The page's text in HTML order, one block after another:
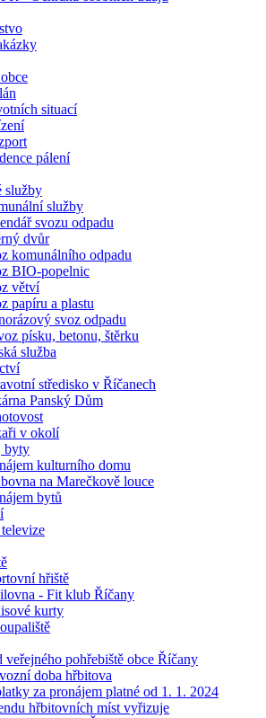
situací
pálení
služby
služby
svozu odpadu
dvůr
komunálního odpadu
BIO-popelnic
větví
papíru a plastu
svoz odpadu
písku, betonu, štěrku
služba
středisko v Říčanech
Panský Dům
v okolí
byty
kulturního domu
na Marečkově louce
bytů
hřiště
- Fit klub Říčany
kurty
veřejného pohřebiště obce Říčany
doba hřbitova
za pronájem platné od 1. 1. 2024
hřbitovních míst vyřizuje